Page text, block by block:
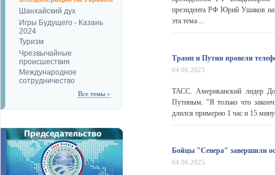
Шанхайский дух
Игры Будущего - Казань
2024
Туризм
Чрезвычайные
происшествия
Международное
сотрудничество
Все темы »
президента РФ Юрий Ушаков на
эта тема ...
Трамп и Путин провели
04.06.2025
ТАСС. Американский лидер
Путиным. "Я только что
длился примерно 1 час и 15
Бойцы "Севера" завершили
04.06.2025